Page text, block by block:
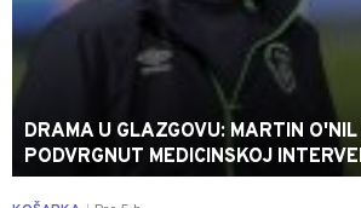
DRAMA U GLAZGOVU: MARTIN
PODVRGNUT MEDICINSKOJ